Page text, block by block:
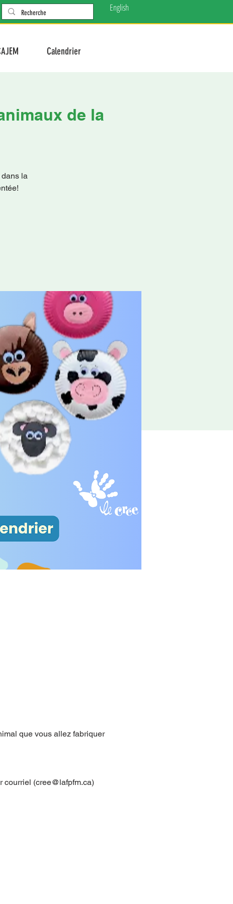
English
Calendrier
de la
la
que vous allez fabriquer
courriel (cree@lafpfm.ca)